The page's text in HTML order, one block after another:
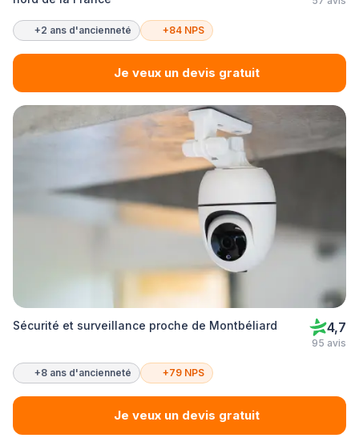
+2 ans d'ancienneté +84 NPS
Je veux un devis gratuit
Sécurité et surveillance proche de Montbéliard 4,7
95 avis
+8 ans d'ancienneté +79 NPS
Je veux un devis gratuit